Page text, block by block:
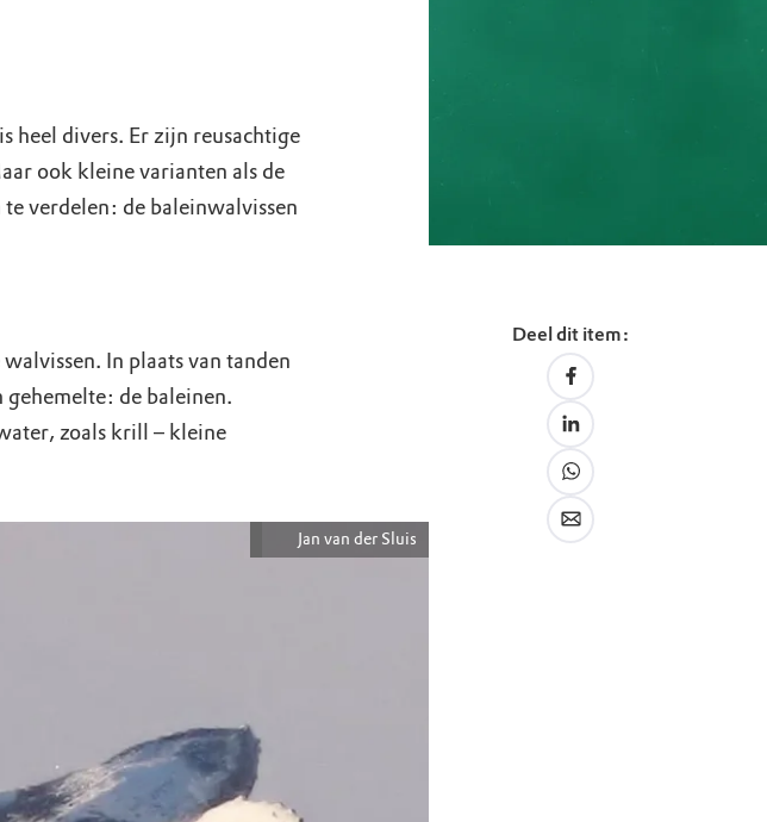
heel divers. Er zijn reusachtige
ook kleine varianten als de
verdelen: de baleinwalvissen
In plaats van tanden
gehemelte: de baleinen.
zoals krill – kleine
Jan van der Sluis
Deel dit item: